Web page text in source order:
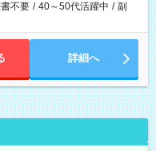
不要 / 40～50代活躍中 / 副
詳細へ